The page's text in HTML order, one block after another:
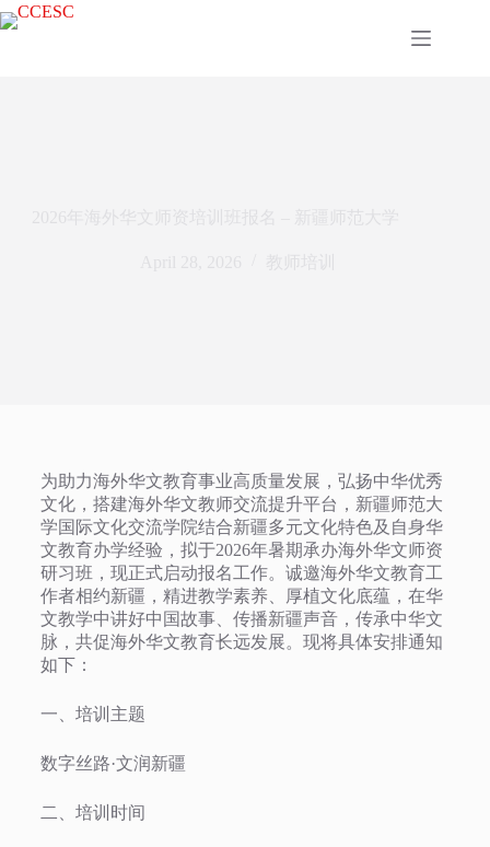
为助力海外华文教育事业高质量发展，弘扬中华优秀
文化，搭建海外华文教师交流提升平台，新疆师范大
学国际文化交流学院结合新疆多元文化特色及自身华
文教育办学经验，拟于2026年暑期承办海外华文师资
研习班，现正式启动报名工作。诚邀海外华文教育工
作者相约新疆，精进教学素养、厚植文化底蕴，在华
文教学中讲好中国故事、传播新疆声音，传承中华文
脉，共促海外华文教育长远发展。现将具体安排通知
如下：
一、培训主题
数字丝路·文润新疆
二、培训时间